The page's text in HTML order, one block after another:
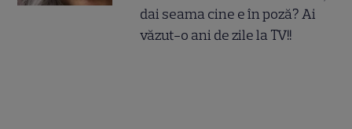
dai seama cine e în poză? Ai
văzut-o ani de zile la TV!!